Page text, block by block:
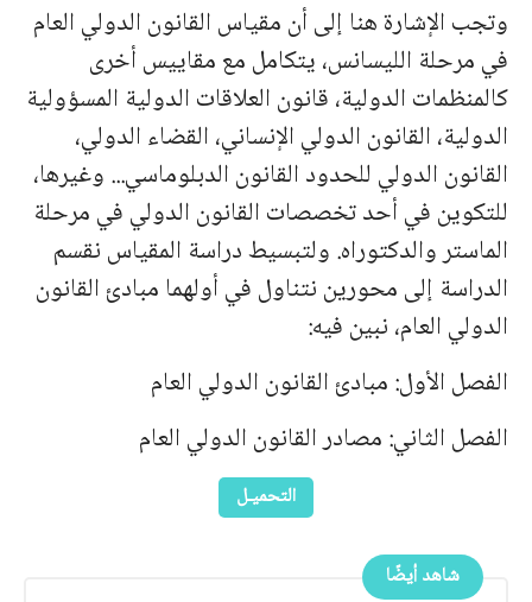
وتجب الإشارة هنا إلى أن مقياس القانون الدولي العام
في مرحلة الليسانس، يتكامل مع مقاييس أخرى
كالمنظمات الدولية، قانون العلاقات الدولية المسؤولية
الدولية، القانون الدولي الإنساني، القضاء الدولي،
القانون الدولي للحدود القانون الدبلوماسي... وغيرها،
للتكوين في أحد تخصصات القانون الدولي في مرحلة
الماستر والدكتوراه. ولتبسيط دراسة المقياس نقسم
الدراسة إلى محورين نتناول في أولهما مبادئ القانون
الدولي العام، نبين فيه:
الفصل الأول: مبادئ القانون الدولي العام
الفصل الثاني: مصادر القانون الدولي العام
التحميـل
شاهد أيضًا